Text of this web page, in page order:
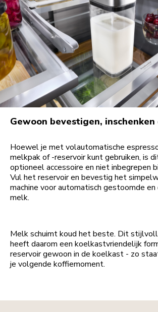
Gewoon bevestigen,
Hoewel je met volautomatische
melkpak of -reservoir kunt gebruiken, is
optioneel accessoire en niet inbegrepen
Vul het reservoir en bevestig het
machine voor automatisch gestoomde en
melk.
Melk schuimt koud het beste. Dit
heeft daarom een koelkastvriendelijk
reservoir gewoon in de koelkast - zo
je volgende koffiemoment.